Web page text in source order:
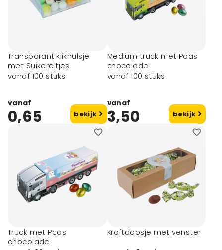
Transparant klikhulsje
met Suikereitjes
vanaf 100 stuks
vanaf
0,65 bekijk
Medium truck met Paas
chocolade
vanaf 100 stuks
vanaf
3,50 bekijk
Truck met Paas
chocolade
Kraftdoosje met venster